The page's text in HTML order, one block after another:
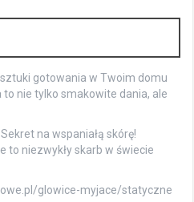
gotowania w Twoim domu
to nie tylko smakowite dania, ale
na wspaniałą skórę!
to niezwykły skarb w świecie
glowice-myjace/statyczne